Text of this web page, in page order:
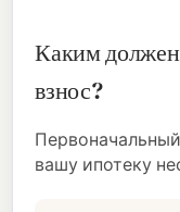
Каким
взнос?
вашу ипотеку